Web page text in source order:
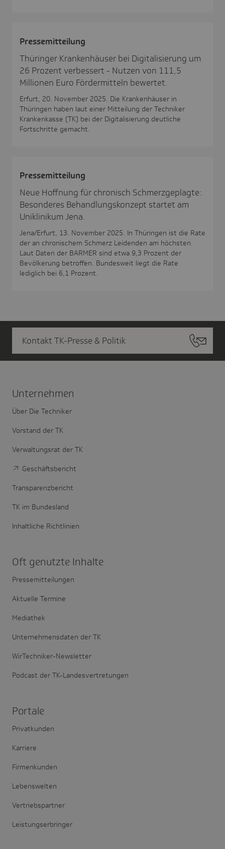
Pres­se­mit­tei­lung
Thüringer Krankenhäuser bei Digitalisierung um
26 Prozent verbessert - Nutzen von 111,5
Millionen Euro Fördermitteln bewertet.
Erfurt, 20. November 2025. Die Krankenhäuser in
Thüringen haben laut einer Mitteilung der Techniker
Krankenkasse (TK) bei der Digitalisierung deutliche
Fortschritte gemacht.
Pres­se­mit­tei­lung
Neue Hoffnung für chronisch Schmerzgeplagte:
Besonderes Behandlungskonzept startet am
Uniklinikum Jena.
Jena/Erfurt, 13. November 2025. In Thüringen ist die Rate
der an chronischem Schmerz Leidenden am höchsten.
Laut Daten der BARMER sind etwa 9,3 Prozent der
Bevölkerung betroffen. Bundesweit liegt die Rate
lediglich bei 6,1 Prozent.
Kontakt TK-Presse & Politik
Unter­nehmen
Über Die Techniker
Vorstand der TK
Verwaltungsrat der TK
Geschäftsbericht
Transparenzbericht
TK im Bundesland
Inhaltliche Richtlinien
Oft genutzte Inhalte
Pressemitteilungen
Aktuelle Termine
Mediathek
Unternehmensdaten der TK
WirTechniker-Newsletter
Podcast der TK-Landesvertretungen
Portale
Privatkunden
Karriere
Firmenkunden
Lebenswelten
Vertriebspartner
Leistungserbringer